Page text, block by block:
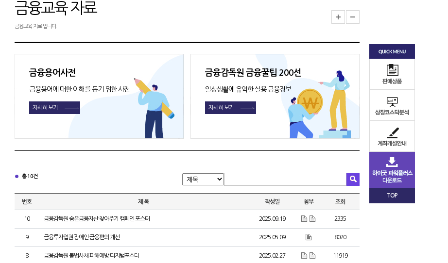
금융교육 자료
금융교육 자료 입니다.
금융용어사전
금융용어에 대한 이해를 돕기 위한 사전
자세히 보기
금융감독원 금융꿀팁 200선
일상생활에 유익한 실용 금융정보
자세히 보기
총 10건
번호 제 목 작성일 첨부 조회
10 금융감독원 숨은금융자산 찾아주기 캠페인 포스터 2025.09.19 2335
9 금융투자업권 장애인 금융편의 개선 2025.05.09 8020
8 금융감독원 불법사채 피해예방 디지털포스터 2025.02.27 11919
TOP